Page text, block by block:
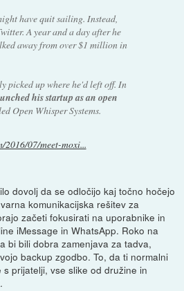
have quit sailing. Instead,
A year and a day after he
away from over $1 million in
picked up where he'd left off. In
his startup as an open
Open Whisper Systems.
2016/07/meet-moxi...
dovolj da se odločijo kaj točno hočejo
komunikacijska rešitev za
začeti fokusirati na uporabnike in
iMessage in WhatsApp. Roko na
bi bili dobra zamenjava za tadva,
backup zgodbo. To, da ti normalni
prijatelji, vse slike od družine in